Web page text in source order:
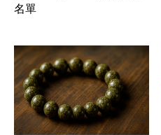
名單